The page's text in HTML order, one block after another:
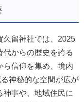
久留神社では、2025
からの歴史を誇る
ら信仰を集め、境内
神秘的な空間が広が
神事や、地域住民に